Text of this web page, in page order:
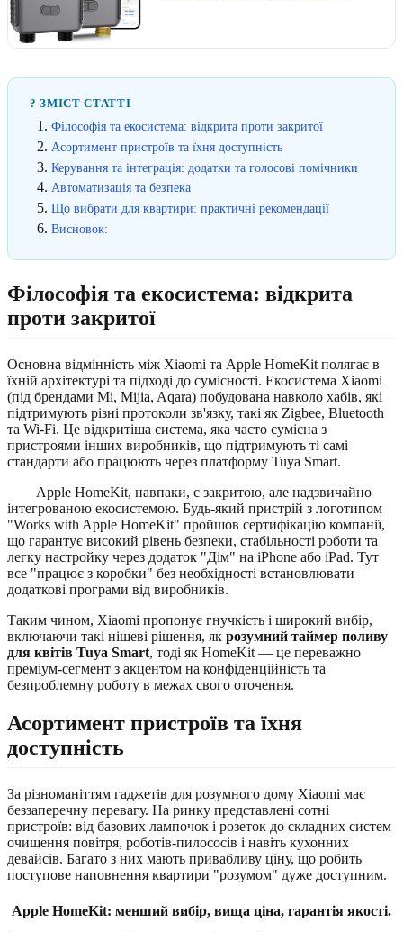
? ЗМІСТ СТАТТІ
Філософія та екосистема: відкрита проти закритої
Асортимент пристроїв та їхня доступність
Керування та інтеграція: додатки та голосові помічники
Автоматизація та безпека
Що вибрати для квартири: практичні рекомендації
Висновок:
Філософія та екосистема: відкрита
проти закритої
Основна відмінність між Xiaomi та Apple HomeKit полягає в
їхній архітектурі та підході до сумісності. Екосистема Xiaomi
(під брендами Mi, Mijia, Aqara) побудована навколо хабів, які
підтримують різні протоколи зв'язку, такі як Zigbee, Bluetooth
та Wi-Fi. Це відкритіша система, яка часто сумісна з
пристроями інших виробників, що підтримують ті самі
стандарти або працюють через платформу Tuya Smart.
Apple HomeKit, навпаки, є закритою, але надзвичайно
інтегрованою екосистемою. Будь-який пристрій з логотипом
"Works with Apple HomeKit" пройшов сертифікацію компанії,
що гарантує високий рівень безпеки, стабільності роботи та
легку настройку через додаток "Дім" на iPhone або iPad. Тут
все "працює з коробки" без необхідності встановлювати
додаткові програми від виробників.
Таким чином, Xiaomi пропонує гнучкість і широкий вибір,
включаючи такі нішеві рішення, як розумний таймер поливу
для квітів Tuya Smart, тоді як HomeKit — це переважно
преміум-сегмент з акцентом на конфіденційність та
безпроблемну роботу в межах свого оточення.
Асортимент пристроїв та їхня
доступність
За різноманіттям гаджетів для розумного дому Xiaomi має
беззаперечну перевагу. На ринку представлені сотні
пристроїв: від базових лампочок і розеток до складних систем
очищення повітря, роботів-пилососів і навіть кухонних
девайсів. Багато з них мають привабливу ціну, що робить
поступове наповнення квартири "розумом" дуже доступним.
Apple HomeKit: менший вибір, вища ціна, гарантія якості.